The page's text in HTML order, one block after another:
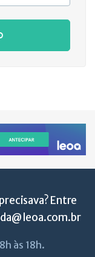
Entre
às 18h.